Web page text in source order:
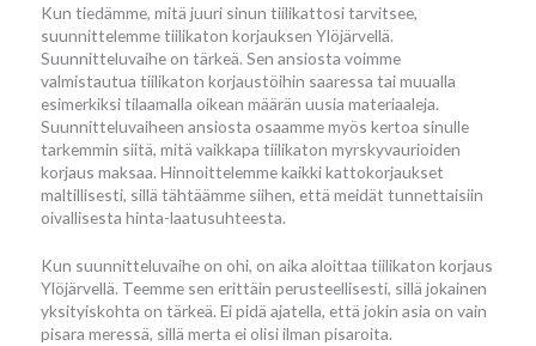
Kun tiedämme, mitä juuri sinun tiilikattosi tarvitsee,
suunnittelemme tiilikaton korjauksen Ylöjärvellä.
Suunnitteluvaihe on tärkeä. Sen ansiosta voimme
valmistautua tiilikaton korjaustöihin saaressa tai muualla
esimerkiksi tilaamalla oikean määrän uusia materiaaleja.
Suunnitteluvaiheen ansiosta osaamme myös kertoa sinulle
tarkemmin siitä, mitä vaikkapa tiilikaton myrskyvaurioiden
korjaus maksaa. Hinnoittelemme kaikki kattokorjaukset
maltillisesti, sillä tähtäämme siihen, että meidät tunnettaisiin
oivallisesta hinta-laatusuhteesta.
Kun suunnitteluvaihe on ohi, on aika aloittaa tiilikaton korjaus
Ylöjärvellä. Teemme sen erittäin perusteellisesti, sillä jokainen
yksityiskohta on tärkeä. Ei pidä ajatella, että jokin asia on vain
pisara meressä, sillä merta ei olisi ilman pisaroita.